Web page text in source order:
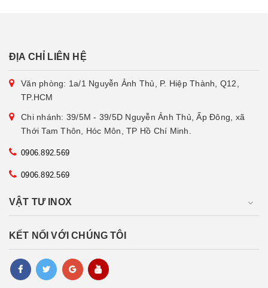
ĐỊA CHỈ LIÊN HỆ
Văn phòng: 1a/1 Nguyễn Ảnh Thủ, P. Hiệp Thành, Q12,
TP.HCM
Chi nhánh: 39/5M - 39/5D Nguyễn Ảnh Thủ, Ấp Đông, xã
Thới Tam Thôn, Hóc Môn, TP Hồ Chí Minh.
0906.892.569
0906.892.569
VẬT TƯ INOX
KẾT NỐI VỚI CHÚNG TÔI